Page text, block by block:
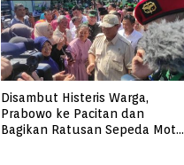
Disambut Histeris Warga,
Prabowo ke Pacitan dan
Bagikan Ratusan Sepeda Motor